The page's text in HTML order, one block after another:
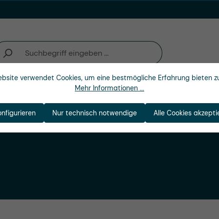
verwendet Cookies, um eine bestmögliche Erfahrung bieten
Mehr Informationen ...
Nur technisch notwendige Alle Cookies